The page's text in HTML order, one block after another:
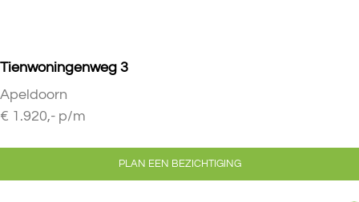
Tienwoningenweg 3
Apeldoorn
€ 1.920,- p/m
PLAN EEN BEZICHTIGING